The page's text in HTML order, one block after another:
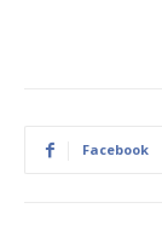
Facebook